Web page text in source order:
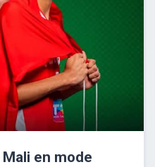
en mode